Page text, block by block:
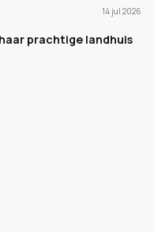
14 jul 2026
prachtige landhuis